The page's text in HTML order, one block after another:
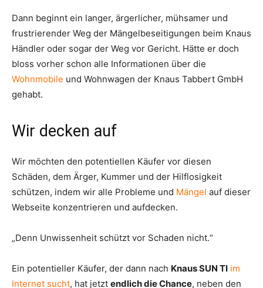
Dann beginnt ein langer, ärgerlicher, mühsamer und
frustrierender Weg der Mängelbeseitigungen beim Knaus
Händler oder sogar der Weg vor Gericht. Hätte er doch
bloss vorher schon alle Informationen über die
Wohnmobile und Wohnwagen der Knaus Tabbert GmbH
gehabt.
Wir decken auf
Wir möchten den potentiellen Käufer vor diesen
Schäden, dem Ärger, Kummer und der Hilflosigkeit
schützen, indem wir alle Probleme und Mängel auf dieser
Webseite konzentrieren und aufdecken.
„Denn Unwissenheit schützt vor Schaden nicht.“
Ein potentieller Käufer, der dann nach Knaus SUN TI im
Internet sucht, hat jetzt endlich die Chance, neben den